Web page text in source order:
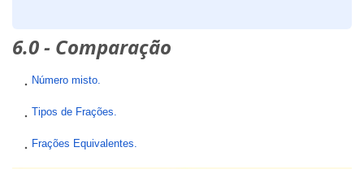
6.0 - Comparação
Número misto.
Tipos de Frações.
Frações Equivalentes.